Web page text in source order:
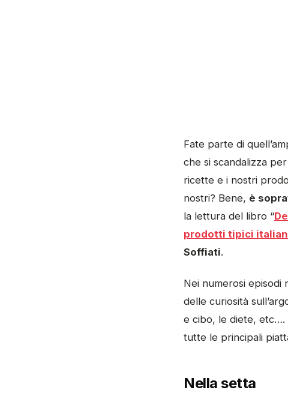
Fate parte di
che si scandalizza
ricette e i nostri
nostri? Bene, è
la lettura del libro “
prodotti tipici
Soffiati.
Nei numerosi episodi
delle curiosità
e cibo, le diete, etc….
tutte le principali
Nella setta